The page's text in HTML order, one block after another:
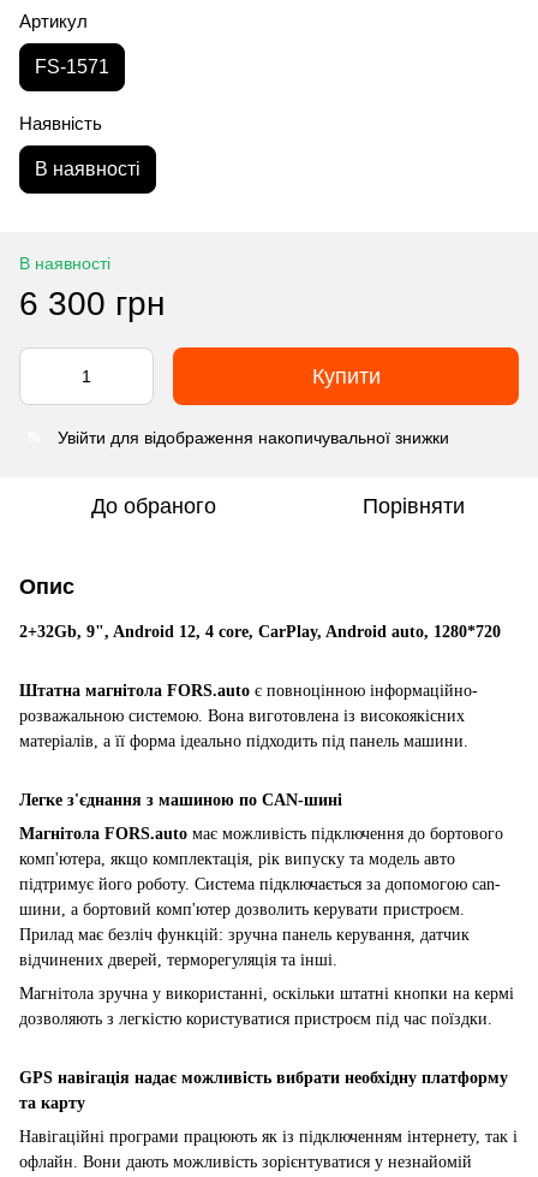
Артикул
FS-1571
Наявність
В наявності
В наявності
6 300 грн
Купити
Увійти для відображення накопичувальної знижки
До обраного Порівняти
Опис
2+32Gb, 9", Android 12, 4 core, CarPlay, Android auto, 1280*720
Штатна магнітола FORS.auto є повноцінною інформаційно-
розважальною системою. Вона виготовлена із високоякісних
матеріалів, а її форма ідеально підходить під панель машини.
Легке з'єднання з машиною по CAN-шині
Магнітола FORS.auto має можливість підключення до бортового
комп'ютера, якщо комплектація, рік випуску та модель авто
підтримує його роботу. Система підключається за допомогою can-
шини, а бортовий комп'ютер дозволить керувати пристроєм.
Прилад має безліч функцій: зручна панель керування, датчик
відчинених дверей, терморегуляція та інші.
Магнітола зручна у використанні, оскільки штатні кнопки на кермі
дозволяють з легкістю користуватися пристроєм під час поїздки.
GPS навігація надає можливість вибрати необхідну платформу
та карту
Навігаційні програми працюють як із підключенням інтернету, так і
офлайн. Вони дають можливість зорієнтуватися у незнайомій